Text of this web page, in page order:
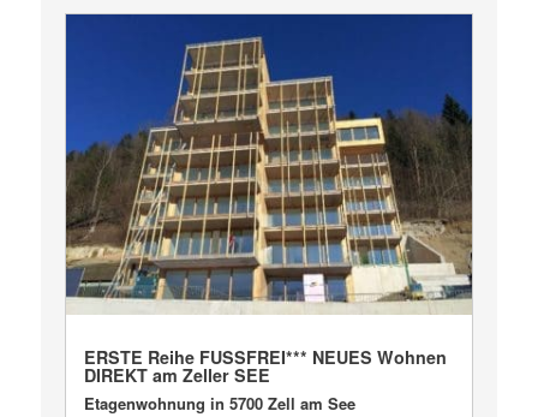
ERSTE Reihe FUSSFREI*** NEUES Wohnen
DIREKT am Zeller SEE
Etagenwohnung in 5700 Zell am See